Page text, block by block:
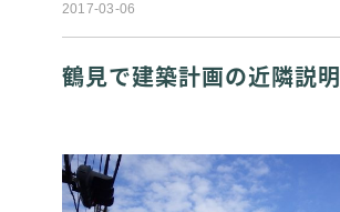
2017-03-06
鶴見で建築計画の近隣説明